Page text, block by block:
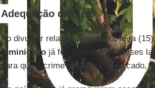
Adequação das leis
Ao divulgar relatório, na quinta-feira
feminicídiojá fez com que 18 países
para que o crime seja assim tipificado,